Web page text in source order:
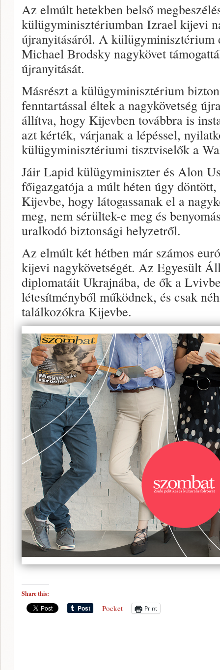
Az elmúlt hetekben belső
külügyminisztériumban Izrael kijevi
újranyitásáról. A külügyminisztérium
Michael Brodsky nagykövet
újranyitását.
Másrészt a külügyminisztérium
fenntartással éltek a nagykövetség
állítva, hogy Kijevben továbbra is
azt kérték, várjanak a lépéssel,
külügyminisztériumi tisztviselők a
Jáir Lapid külügyminiszter és Alon
főigazgatója a múlt héten úgy
Kijevbe, hogy látogassanak el a
meg, nem sérültek-e meg és
uralkodó biztonsági helyzetről.
Az elmúlt két hétben már számos
kijevi nagykövetségét. Az Egyesült
diplomatáit Ukrajnába, de ők a
létesítményből működnek, és csak
találkozókra Kijevbe.
Share this:
Pocket Print